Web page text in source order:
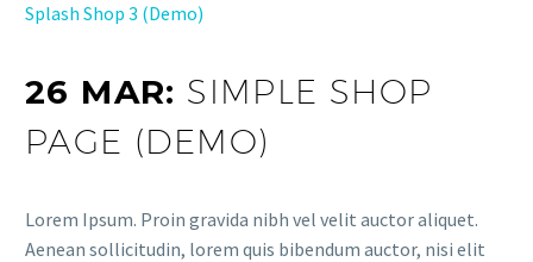
Splash Shop 3 (Demo)
26 MAR: SIMPLE SHOP
PAGE (DEMO)
Lorem Ipsum. Proin gravida nibh vel velit auctor aliquet.
Aenean sollicitudin, lorem quis bibendum auctor, nisi elit